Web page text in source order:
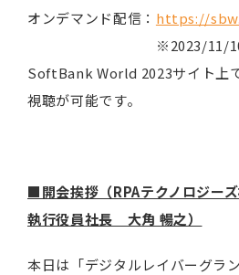
オンデマンド配信： https://
※2023/11/10（金
SoftBank World 2023サイト上
視聴が可能です。
■開会挨拶（RPAテクノロジー
執行役員社長 大角 暢之）
本日は「デジタルレイバーグラ